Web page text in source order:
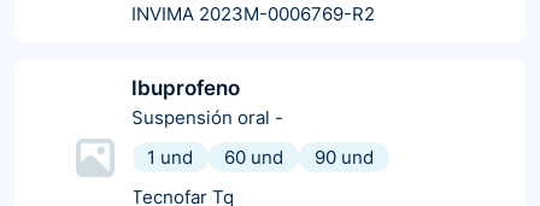
INVIMA 2023M-0006769-R2
Ibuprofeno
Suspensión oral -
1 und
60 und
90 und
Tecnofar Tq